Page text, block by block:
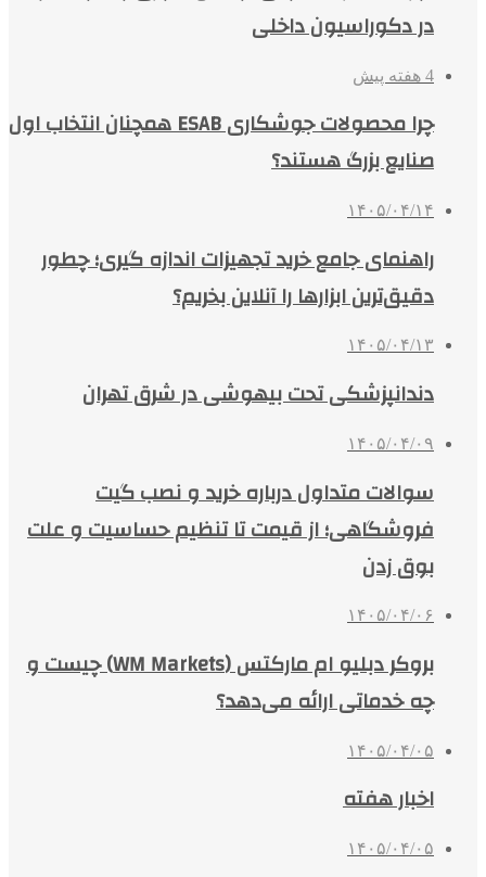
در دکوراسیون داخلی
4 هفته پیش
چرا محصولات جوشکاری ESAB همچنان انتخاب اول
صنایع بزرگ هستند؟
۱۴۰۵/۰۴/۱۴
راهنمای جامع خرید تجهیزات اندازه گیری؛ چطور
دقیق‌ترین ابزارها را آنلاین بخریم؟
۱۴۰۵/۰۴/۱۳
دندانپزشکی تحت بیهوشی در شرق تهران
۱۴۰۵/۰۴/۰۹
سوالات متداول درباره خرید و نصب گیت
فروشگاهی؛ از قیمت تا تنظیم حساسیت و علت
بوق زدن
۱۴۰۵/۰۴/۰۶
بروکر دبلیو ام مارکتس (WM Markets) چیست و
چه خدماتی ارائه می‌دهد؟
۱۴۰۵/۰۴/۰۵
اخبار هفته
۱۴۰۵/۰۴/۰۵